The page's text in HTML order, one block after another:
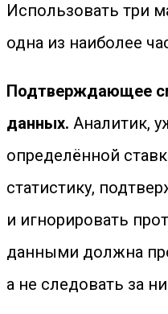
Использовать три
одна из наиболее
Подтверждающее
данных. Аналитик,
определённой
статистику,
и игнорировать
данными должна
а не следовать за